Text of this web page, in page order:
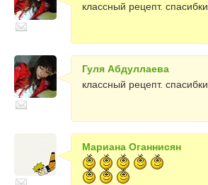
классный рецепт. спасибки
Гуля Абдуллаева
классный рецепт. спасибки
Мариана Оганнисян